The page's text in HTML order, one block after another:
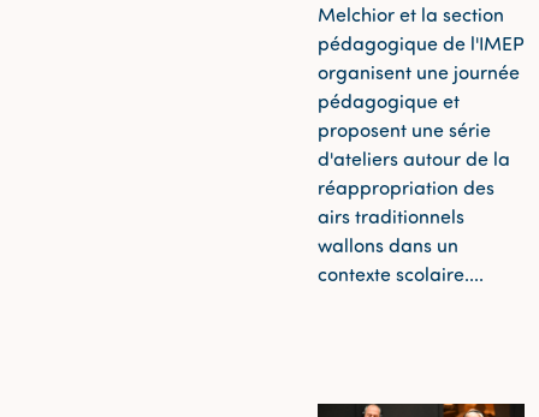
Melchior et la section
pédagogique de l'IMEP
organisent une journée
pédagogique et
proposent une série
d'ateliers autour de la
réappropriation des
airs traditionnels
wallons dans un
contexte scolaire....